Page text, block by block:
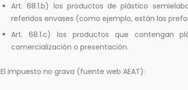
Art. 68.1.b) los productos de plástico
referidos envases (como ejemplo, están las
Art. 68.1.c) los productos que contengan
comercialización o presentación.
El impuesto no grava (fuente web AEAT):